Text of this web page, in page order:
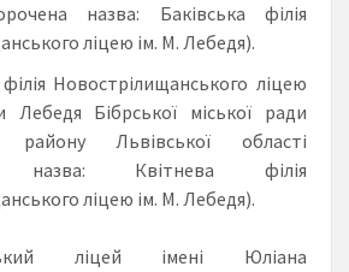
назва: Баківська філія
ліцею ім. М. Лебедя).
Новострілищанського ліцею
Лебедя Бібрської міської ради
району Львівської області
назва: Квітнева філія
ліцею ім. М. Лебедя).
ліцей імені Юліана